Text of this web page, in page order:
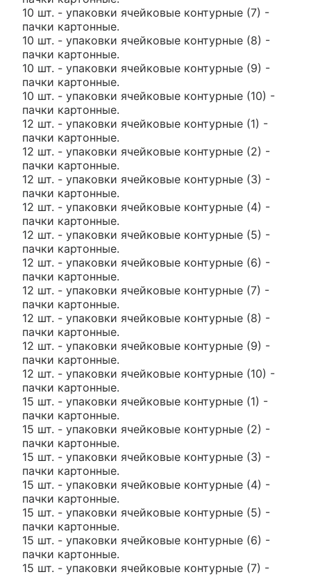
10 шт. - упаковки ячейковые контурные (7) -
пачки картонные.
10 шт. - упаковки ячейковые контурные (8) -
пачки картонные.
10 шт. - упаковки ячейковые контурные (9) -
пачки картонные.
10 шт. - упаковки ячейковые контурные (10) -
пачки картонные.
12 шт. - упаковки ячейковые контурные (1) -
пачки картонные.
12 шт. - упаковки ячейковые контурные (2) -
пачки картонные.
12 шт. - упаковки ячейковые контурные (3) -
пачки картонные.
12 шт. - упаковки ячейковые контурные (4) -
пачки картонные.
12 шт. - упаковки ячейковые контурные (5) -
пачки картонные.
12 шт. - упаковки ячейковые контурные (6) -
пачки картонные.
12 шт. - упаковки ячейковые контурные (7) -
пачки картонные.
12 шт. - упаковки ячейковые контурные (8) -
пачки картонные.
12 шт. - упаковки ячейковые контурные (9) -
пачки картонные.
12 шт. - упаковки ячейковые контурные (10) -
пачки картонные.
15 шт. - упаковки ячейковые контурные (1) -
пачки картонные.
15 шт. - упаковки ячейковые контурные (2) -
пачки картонные.
15 шт. - упаковки ячейковые контурные (3) -
пачки картонные.
15 шт. - упаковки ячейковые контурные (4) -
пачки картонные.
15 шт. - упаковки ячейковые контурные (5) -
пачки картонные.
15 шт. - упаковки ячейковые контурные (6) -
пачки картонные.
15 шт. - упаковки ячейковые контурные (7) -